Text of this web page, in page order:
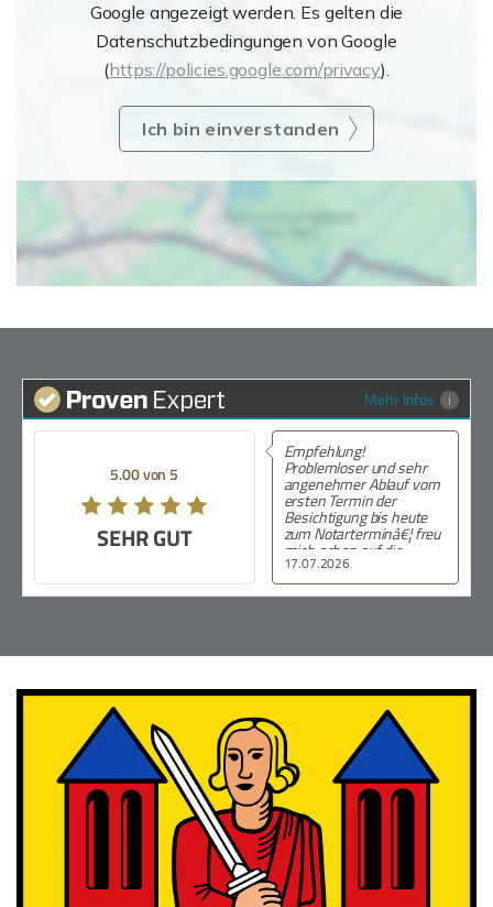
Google angezeigt werden. Es gelten die
Datenschutzbedingungen von Google
(https://policies.google.com/privacy).
Ich bin einverstanden
Mehr Infos
5.00 von 5
SEHR GUT
17.07.2026
Empfehlung!
Problemloser und sehr
angenehmer Ablauf vom
ersten Termin der
Besichtigung bis heute
zum Notarterminâ€¦ freu
mich schon auf die
SchlÃ¼sselÃ¼bergabe.
Ganz groÃŸes
DankeschÃ¶n an Frau